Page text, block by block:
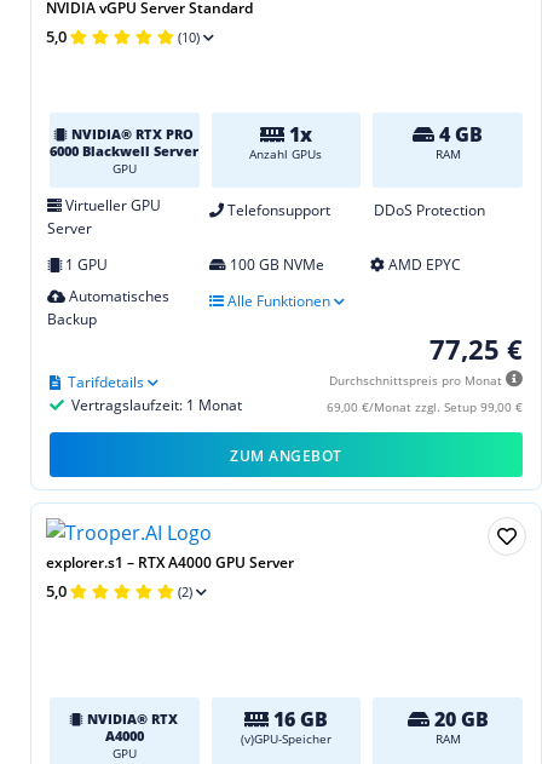
NVIDIA vGPU Server Standard
5,0 (10)
NVIDIA® RTX PRO
6000 Blackwell Server
GPU
1x
Anzahl GPUs
4 GB
RAM
Virtueller GPU
Server
Telefonsupport DDoS Protection
1 GPU 100 GB NVMe
AMD EPYC
Automatisches
Backup
Alle Funktionen
77,25 €
Durchschnittspreis pro Monat
69,00 €/Monat zzgl. Setup 99,00 €
Vertragslaufzeit: 1 Monat
Tarifdetails
ZUM ANGEBOT
explorer.s1 – RTX A4000 GPU Server
5,0 (2)
NVIDIA® RTX
A4000
GPU
16 GB
(v)GPU-Speicher
20 GB
RAM